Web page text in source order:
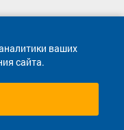
ваших
сайта.
продажи